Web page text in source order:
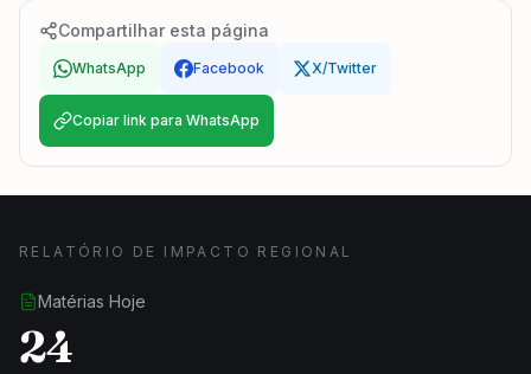
Compartilhar esta página
WhatsApp Facebook X/Twitter
Copiar link para WhatsApp
RELATÓRIO DE IMPACTO REGIONAL
Matérias Hoje
24